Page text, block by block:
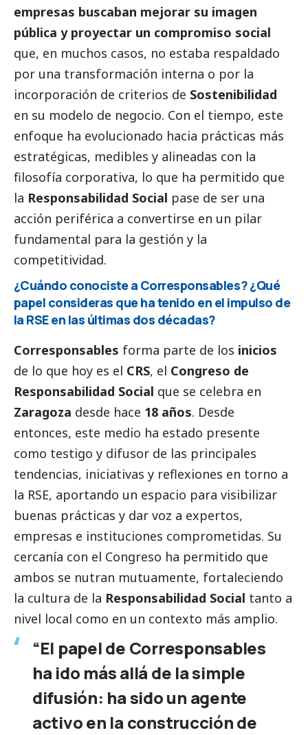
empresas buscaban mejorar su imagen
pública y proyectar un compromiso social
que, en muchos casos, no estaba respaldado
por una transformación interna o por la
incorporación de criterios de Sostenibilidad
en su modelo de negocio. Con el tiempo, este
enfoque ha evolucionado hacia prácticas más
estratégicas, medibles y alineadas con la
filosofía corporativa, lo que ha permitido que
la Responsabilidad Social pase de ser una
acción periférica a convertirse en un pilar
fundamental para la gestión y la
competitividad.
¿Cuándo conociste a Corresponsables? ¿Qué
papel consideras que ha tenido en el impulso de
la RSE en las últimas dos décadas?
Corresponsables forma parte de los inicios
de lo que hoy es el CRS, el Congreso de
Responsabilidad Social que se celebra en
Zaragoza desde hace 18 años. Desde
entonces, este medio ha estado presente
como testigo y difusor de las principales
tendencias, iniciativas y reflexiones en torno a
la RSE, aportando un espacio para visibilizar
buenas prácticas y dar voz a expertos,
empresas e instituciones comprometidas. Su
cercanía con el Congreso ha permitido que
ambos se nutran mutuamente, fortaleciendo
la cultura de la Responsabilidad Social tanto a
nivel local como en un contexto más amplio.
“El papel de Corresponsables
ha ido más allá de la simple
difusión: ha sido un agente
activo en la construcción de